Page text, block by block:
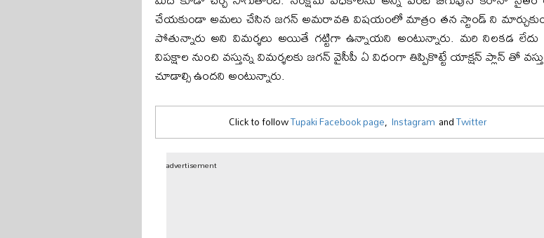
చేయకుండా అమలు చేసిన జగన్ అమరావతి విషయంలో మాత్రం తన స్టాండ్ ని
పోతున్నారు అని విమర్శలు అయితే గట్టిగా ఉన్నాయని అంటున్నారు. మరి నిలకడ
విపక్షాల నుంచి వస్తున్న విమర్శలకు జగన్ వైసీపీ ఏ విధంగా తిప్పికొట్టే యాక్షన్ ప్లాన్ తో
చూడాల్సి ఉందని అంటున్నారు.
Click to followTupaki Facebook page, Instagram andTwitter
advertisement